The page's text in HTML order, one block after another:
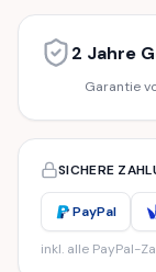
2 Jahre
Garantie
SICHERE
PayPal
inkl. alle PayPal-